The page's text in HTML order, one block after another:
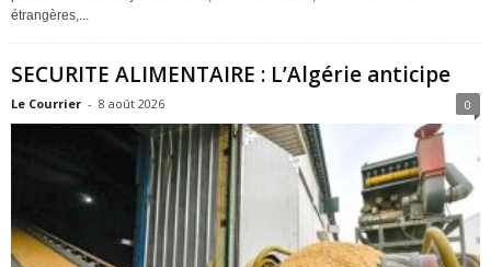
étrangères,...
SECURITE ALIMENTAIRE : L’Algérie anticipe
Le Courrier - 8 août 2026 0